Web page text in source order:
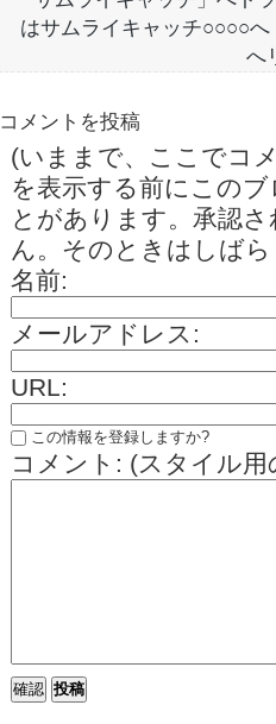
はサムライキャッチ○○○○
へ
コメントを投稿
(いままで、ここでコ
を表示する前にこの
とがあります。承認
ん。そのときはしば
名前:
メールアドレス:
URL:
この情報を登録しますか?
コメント: (スタイル